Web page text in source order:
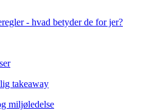
- hvad betyder de for jer?
takeaway
miljøledelse